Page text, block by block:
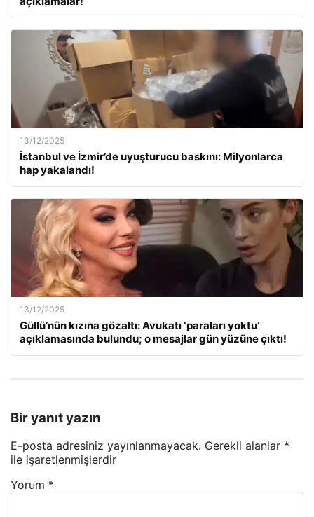
13/12/2025
İstanbul ve İzmir’de uyuşturucu baskını: Milyonlarca
hap yakalandı!
13/12/2025
Güllü’nün kızına gözaltı: Avukatı ‘paraları yoktu’
açıklamasında bulundu; o mesajlar gün yüzüne çıktı!
Bir yanıt yazın
E-posta adresiniz yayınlanmayacak. Gerekli alanlar *
ile işaretlenmişlerdir
Yorum *